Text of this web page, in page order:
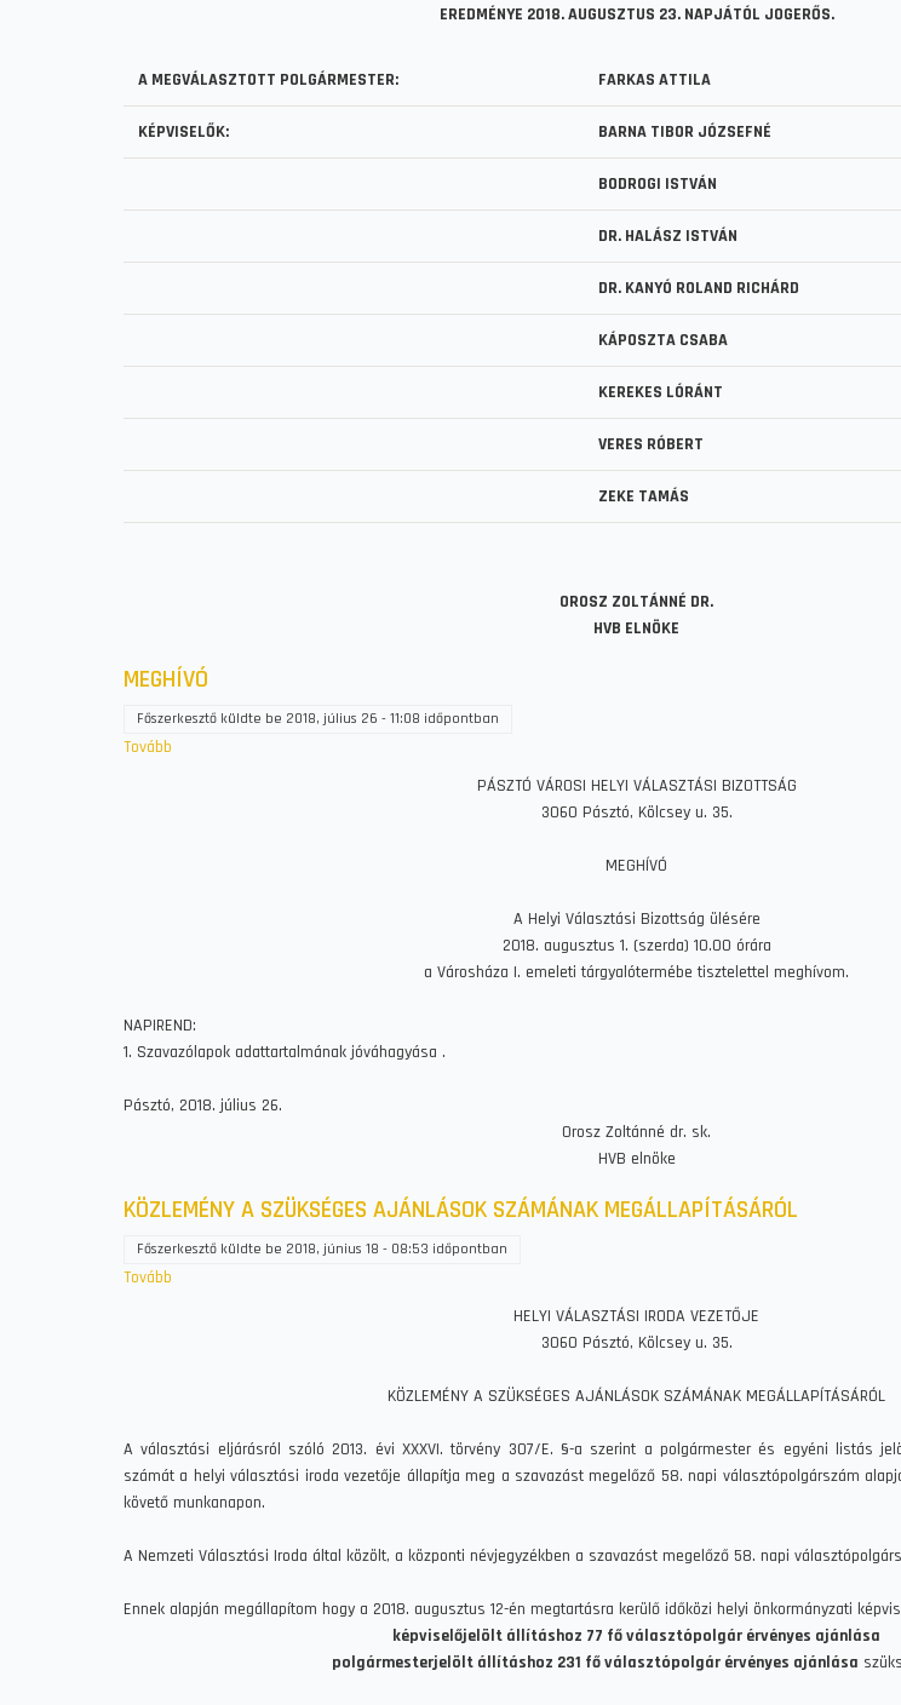
EREDMÉNYE 2018. AUGUSZTUS 23. NAPJÁTÓL JOGERŐS.
A MEGVÁLASZTOTT POLGÁRMESTER: FARKAS ATTILA
KÉPVISELŐK: BARNA TIBOR JÓZSEFNÉ
BODROGI ISTVÁN
DR. HALÁSZ ISTVÁN
DR. KANYÓ ROLAND RICHÁRD
KÁPOSZTA CSABA
KEREKES LÓRÁNT
VERES RÓBERT
ZEKE TAMÁS
OROSZ ZOLTÁNNÉ DR.
HVB ELNÖKE
MEGHÍVÓ
Főszerkesztő küldte be 2018, július 26 - 11:08 időpontban
Tovább
PÁSZTÓ VÁROSI HELYI VÁLASZTÁSI BIZOTTSÁG
3060 Pásztó, Kölcsey u. 35.
MEGHÍVÓ
A Helyi Választási Bizottság ülésére
2018. augusztus 1. (szerda) 10.00 órára
a Városháza I. emeleti tárgyalótermébe tisztelettel meghívom.
NAPIREND:
1. Szavazólapok adattartalmának jóváhagyása .
Pásztó, 2018. július 26.
Orosz Zoltánné dr. sk.
HVB elnöke
KÖZLEMÉNY A SZÜKSÉGES AJÁNLÁSOK SZÁMÁNAK MEGÁLLAPÍTÁSÁRÓL
Főszerkesztő küldte be 2018, június 18 - 08:53 időpontban
Tovább
HELYI VÁLASZTÁSI IRODA VEZETŐJE
3060 Pásztó, Kölcsey u. 35.
KÖZLEMÉNY A SZÜKSÉGES AJÁNLÁSOK SZÁMÁNAK MEGÁLLAPÍTÁSÁRÓL
A választási eljárásról szóló 2013. évi XXXVI. törvény 307/E. §-a szerint a polgármester és egyéni listás
számát a helyi választási iroda vezetője állapítja meg a szavazást megelőző 58. napi választópolgárszám
követő munkanapon.
A Nemzeti Választási Iroda által közölt, a központi névjegyzékben a szavazást megelőző 58. napi
Ennek alapján megállapítom hogy a 2018. augusztus 12-én megtartásra kerülő időközi helyi önkormányzati
képviselőjelölt állításhoz 77 fő választópolgár érvényes ajánlása
polgármesterjelölt állításhoz 231 fő választópolgár érvényes ajánlása